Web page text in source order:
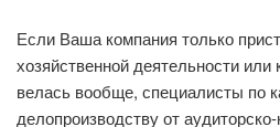
Если Ваша компания только
хозяйственной деятельности или
велась вообще, специалисты по
делопроизводству от